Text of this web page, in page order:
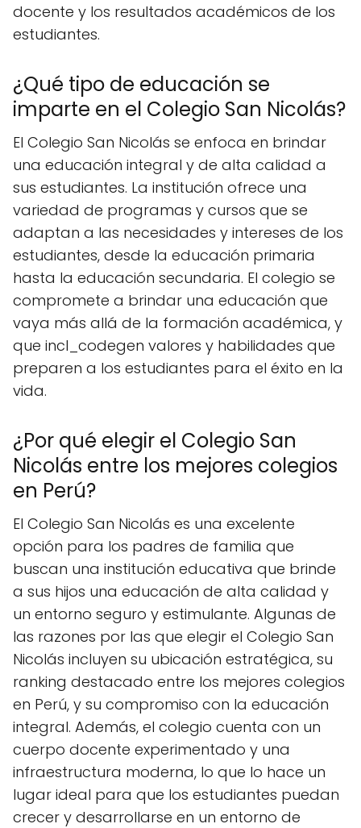
docente y los resultados académicos de los
estudiantes.
¿Qué tipo de educación se
imparte en el Colegio San Nicolás?
El Colegio San Nicolás se enfoca en brindar
una educación integral y de alta calidad a
sus estudiantes. La institución ofrece una
variedad de programas y cursos que se
adaptan a las necesidades y intereses de los
estudiantes, desde la educación primaria
hasta la educación secundaria. El colegio se
compromete a brindar una educación que
vaya más allá de la formación académica, y
que incl_codegen valores y habilidades que
preparen a los estudiantes para el éxito en la
vida.
¿Por qué elegir el Colegio San
Nicolás entre los mejores colegios
en Perú?
El Colegio San Nicolás es una excelente
opción para los padres de familia que
buscan una institución educativa que brinde
a sus hijos una educación de alta calidad y
un entorno seguro y estimulante. Algunas de
las razones por las que elegir el Colegio San
Nicolás incluyen su ubicación estratégica, su
ranking destacado entre los mejores colegios
en Perú, y su compromiso con la educación
integral. Además, el colegio cuenta con un
cuerpo docente experimentado y una
infraestructura moderna, lo que lo hace un
lugar ideal para que los estudiantes puedan
crecer y desarrollarse en un entorno de